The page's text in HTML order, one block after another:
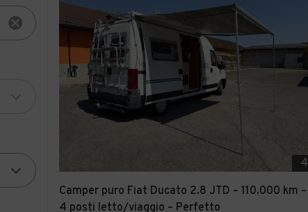
4
Camper puro Fiat Ducato 2.8 JTD – 110.000 km –
4 posti letto/viaggio – Perfetto